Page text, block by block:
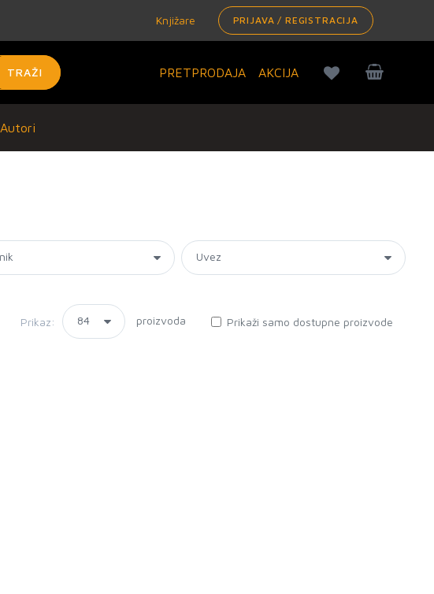
Knjižare PRIJAVA / REGISTRACIJA
TRAŽI PRETPRODAJA AKCIJA
Autori
Prikaz: proizvoda Prikaži samo dostupne proizvode